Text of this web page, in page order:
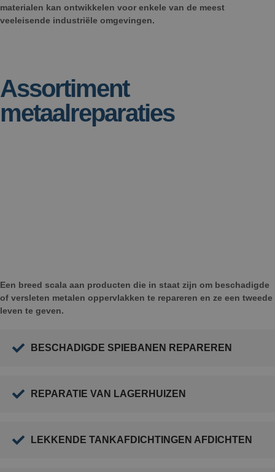
materialen kan ontwikkelen voor enkele van de meest
veeleisende industriële omgevingen.
Assortiment
metaalreparaties
Een breed scala aan producten die in staat zijn om beschadigde
of versleten metalen oppervlakken te repareren en ze een tweede
leven te geven.
BESCHADIGDE SPIEBANEN REPAREREN
REPARATIE VAN LAGERHUIZEN
LEKKENDE TANKAFDICHTINGEN AFDICHTEN